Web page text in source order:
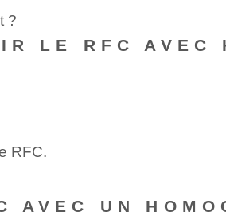
?
LE RFC AVEC
RFC.
AVEC UN